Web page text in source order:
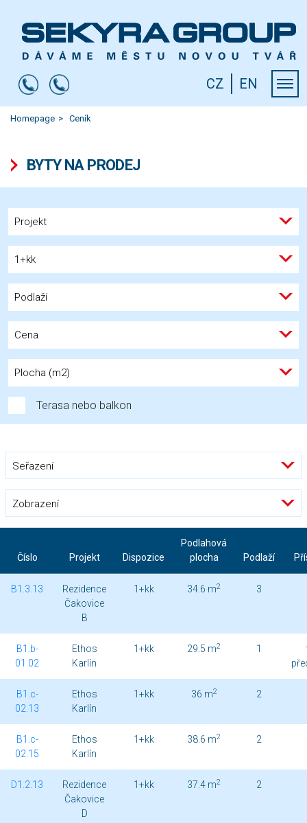
CZ EN
Homepage Ceník
BYTY NA PRODEJ
Projekt
1+kk
Podlaží
Cena
Plocha (m2)
Terasa nebo balkon
Seřazení
Zobrazení
Číslo Projekt Dispozice
Podlahová
plocha
Podlaží
B1.3.13
Rezidence
Čakovice
B
1+kk 34.6 m2 3
B1.b-
01.02
Ethos
Karlín
1+kk 29.5 m2 1
B1.c-
02.13
Ethos
Karlín
1+kk 36 m2 2
B1.c-
02.15
Ethos
Karlín
1+kk 38.6 m2 2
D1.2.13
Rezidence
Čakovice
D
1+kk 37.4 m2 2